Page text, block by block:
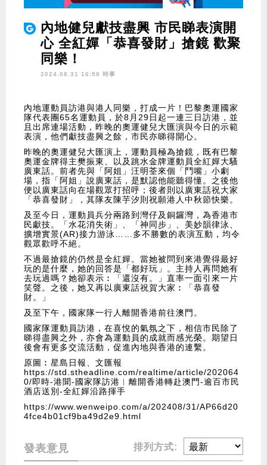
內地健兒獻技盡興 市民睇表演開
心 全紅嬋「恭喜發財」搶鏡 歡聚
同樂！
2024.08.31 16:58 時事
內地運動員訪港與港人同樂，打成一片！巴黎奧運國家
隊代表團65名運動員，於8月29日起一連三日訪港，並
且出席連場活動，昨晚的奧運健兒大匯演與今日的示範
表演，他們獻技盡興之餘，市民亦睇得開心。
昨晚的奧運健兒大匯演上，運動員極為搶鏡，既有巴黎
奧運金牌得主樊振東、以及跳水金牌運動員全紅嬋大騷
廣東話。前者先與「阿姐」汪明荃來個「鬥嘴」小劇
場，指「阿姐」說廣東話，是默認他能聽得懂。之後他
便以廣東話向在場觀眾打招呼；後者則以廣東話祝大家
「恭喜發財」，其隊友陳芋汐則祝願港人中秋節快樂。
及至今日，運動員兵分兩路到灣仔及銅鑼灣，為香港市
民獻技。「水花消失術」、「神同步」、美妙韻律泳、
擴增實景(AR)接力游泳……多不勝數的表演互動，均令
觀眾歡呼不絕。
不過最搶鏡的仍然是全紅嬋。當她被問到來港覺得最好
玩的是什麼，她的回答是「都好玩」。主持人再問她有
去玩過嗎？她卻表示︰「還沒有。」直率一面引來一片
笑聲。之後，她又再以廣東話祝賀大家︰「恭喜發
財。」
及至下午，國家隊一行人離開香港前往澳門。
國家隊運動員訪港，在喜悅的氣氛之下，相信市民除了
睇得盡興之外，亦會為運動員的成就而感光榮。期望日
後會有更多交流活動，促進內地與香港的連繫。
原圖︰星島日報、文匯報
https://std.stheadline.com/realtime/article/202064
0/即時-港聞-國家隊訪港︱離開香港轉赴澳門-逾百市民
酒店送別-全紅嬋沿路揮手
https://www.wenweipo.com/a/202408/31/AP66d20
4fce4b01cf9ba49d2e9.html
發表意見 排列方式: